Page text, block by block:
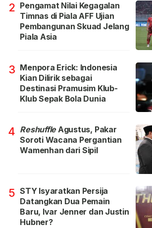
2 Pengamat Nilai Kegagalan
Timnas di Piala AFF Ujian
Pembangunan Skuad Jelang
Piala Asia
3 Menpora Erick: Indonesia
Kian Dilirik sebagai
Destinasi Pramusim Klub-
Klub Sepak Bola Dunia
4 ReshuffleAgustus, Pakar
Soroti Wacana Pergantian
Wamenhan dari Sipil
5 STY Isyaratkan Persija
Datangkan Dua Pemain
Baru, Ivar Jenner dan Justin
Hubner?